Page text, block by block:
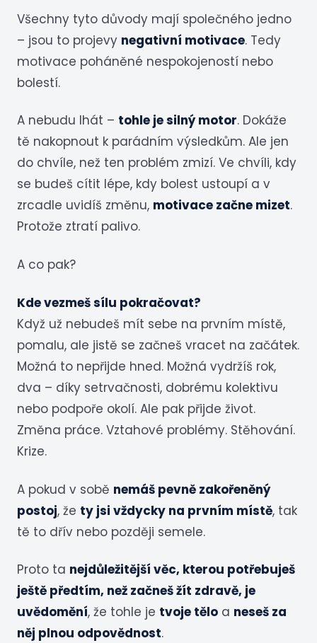
Všechny tyto důvody mají společného jedno
– jsou to projevy negativní motivace. Tedy
motivace poháněné nespokojeností nebo
bolestí.
A nebudu lhát – tohle je silný motor. Dokáže
tě nakopnout k parádním výsledkům. Ale jen
do chvíle, než ten problém zmizí. Ve chvíli, kdy
se budeš cítit lépe, kdy bolest ustoupí a v
zrcadle uvidíš změnu, motivace začne mizet.
Protože ztratí palivo.
A co pak?
Kde vezmeš sílu pokračovat?
Když už nebudeš mít sebe na prvním místě,
pomalu, ale jistě se začneš vracet na začátek.
Možná to nepřijde hned. Možná vydržíš rok,
dva – díky setrvačnosti, dobrému kolektivu
nebo podpoře okolí. Ale pak přijde život.
Změna práce. Vztahové problémy. Stěhování.
Krize.
A pokud v sobě nemáš pevně zakořeněný
postoj, že ty jsi vždycky na prvním místě, tak
tě to dřív nebo později semele.
Proto ta nejdůležitější věc, kterou potřebuješ
ještě předtím, než začneš žít zdravě, je
uvědomění, že tohle je tvoje tělo a neseš za
něj plnou odpovědnost.